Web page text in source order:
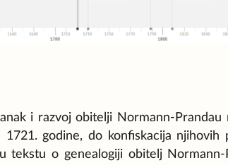
i razvoj obitelji Normann-
1721. godine, do konfiskacija
tekstu o genealogiji obitelj